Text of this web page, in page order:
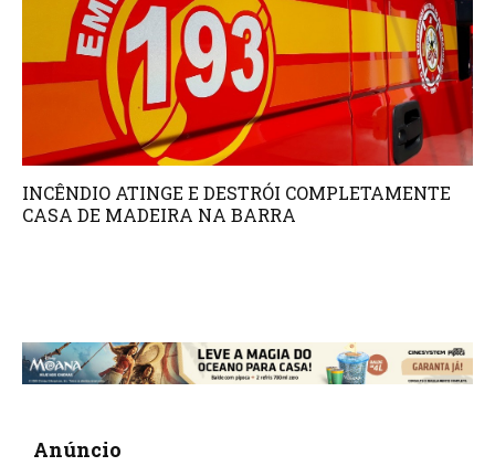
INCÊNDIO ATINGE E DESTRÓI COMPLETAMENTE
CASA DE MADEIRA NA BARRA
Anúncio